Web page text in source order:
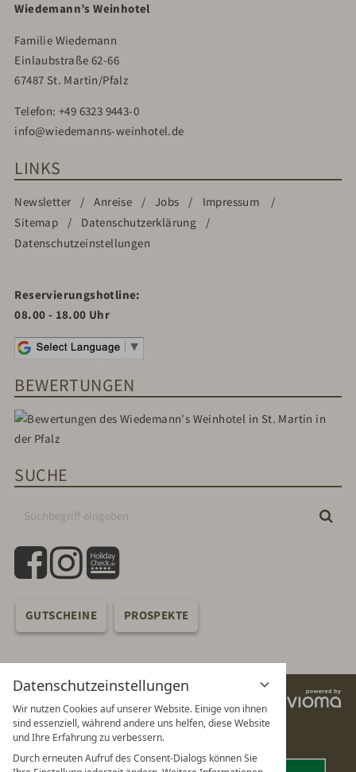
Datenschutzeinstellungen
Wir nutzen Cookies auf unserer Website. Einige von ihnen
sind essenziell, während andere uns helfen, diese Website
und Ihre Erfahrung zu verbessern.
Durch erneuten Aufruf des Consent-Dialogs können Sie
Wiedemann’s Weinhotel
Familie Wiedemann
Einlaubstraße 62-66
67487 St. Martin/Pfalz
Telefon: +49 6323 9443-0
info@wiedemanns-weinhotel.de
LINKS
Newsletter Anreise Jobs
Impressum
Sitemap
Datenschutzerklärung
Datenschutzeinstellungen
Reservierungshotline:
08.00 - 18.00 Uhr
BEWERTUNGEN
SUCHE
facebookinstagram
GUTSCHEINE PROSPEKTE